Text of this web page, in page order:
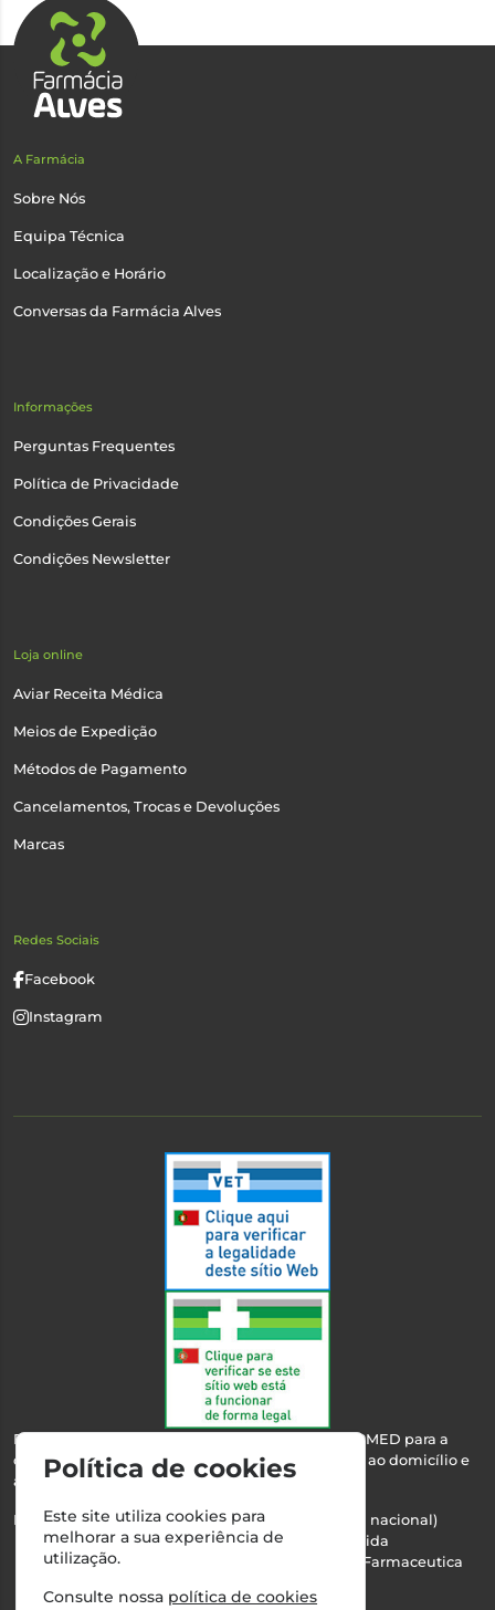
A Farmácia
Sobre Nós
Equipa Técnica
Localização e Horário
Conversas da Farmácia Alves
Informações
Perguntas Frequentes
Política de Privacidade
Condições Gerais
Condições Newsletter
Loja online
Aviar Receita Médica
Meios de Expedição
Métodos de Pagamento
Cancelamentos, Trocas e Devoluções
Marcas
Redes Sociais
Facebook
Instagram
Esta farmácia encontra-se autorizada pelo INFARMED para a
dispensa de medicamentos e produtos de saúde ao domicílio e
através da internet.
Nº Infarmed: 21 798 7100 (chamada para rede fixa nacional)
Direção Técnica:Maria Teresa Almeida
NIPC:510103669 | Teresa Almeida - Sociedade Farmaceutica
Alvará nº:2994
Política de cookies
Este site utiliza cookies para
melhorar a sua experiência de
utilização.
Consulte nossa política de cookies